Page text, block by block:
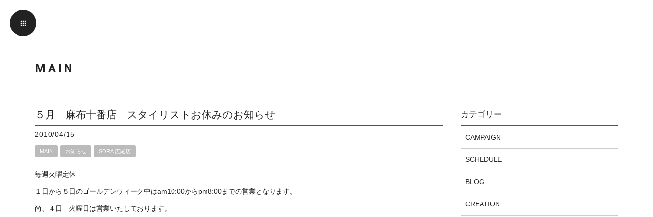
MAIN
５月 麻布十番店 スタイリストお休みのお知らせ
2010/04/15
MAIN お知らせ SORA 広尾店
毎週火曜定休
１日から５日のゴールデンウィーク中はam10:00からpm8:00までの営業となります。
尚、４日 火曜日は営業いたしております。
カテゴリー
CAMPAIGN
SCHEDULE
BLOG
CREATION